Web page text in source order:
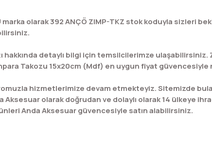
marka olarak 392 ANÇÖ ZIMP-TKZ stok koduyla sizleri
hakkında detaylı bilgi için temsilcilerimze
Takozu 15x20cm (Mdf) en uygun fiyat güvencesiyle
hizmetlerimize devam etmekteyiz. Sitemizde
Aksesuar olarak doğrudan ve dolaylı olarak 14 ülkeye
Anda Aksesuar güvencesiyle satın alabilirsiniz.